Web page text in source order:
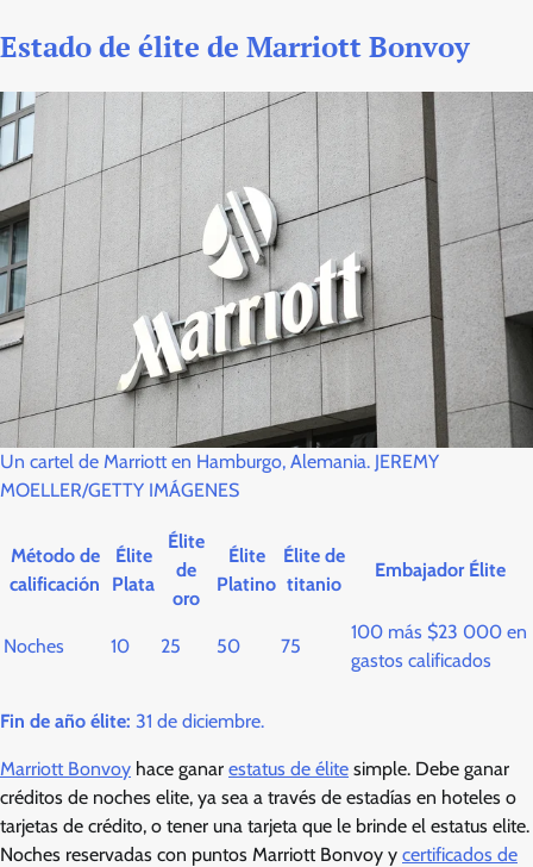
Estado de élite de Marriott Bonvoy
Un cartel de Marriott en Hamburgo, Alemania. JEREMY
MOELLER/GETTY IMÁGENES
Método de
calificación
Élite
Plata
Élite
de
oro
Élite
Platino
Élite de
titanio
Embajador Élite
Noches 10 25 50 75
100 más $23 000 en
gastos calificados
Fin de año élite: 31 de diciembre.
Marriott Bonvoy hace ganar estatus de élite simple. Debe ganar
créditos de noches elite, ya sea a través de estadías en hoteles o
tarjetas de crédito, o tener una tarjeta que le brinde el estatus elite.
Noches reservadas con puntos Marriott Bonvoy y certificados de